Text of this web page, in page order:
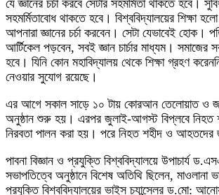
যে জ্ঞানের চর্চা করবে সেটার সহমর্মিতা থাকতে হবে।
সহমর্মিতাবোধ থাকতে হবে। বিশ্ববিদ্যালয়ের শিক্ষা
আপনারা জ্ঞানের চর্চা করবেন। সেটা যেভাবেই হোক।
আর্টিকেল পড়বেন, সবই জ্ঞান চার্চার মাধ্যম। সমাজের
হবে। যিনি কোন মহাবিদ্যালয় থেকে শিক্ষা গ্রহণ
নেওয়ার সুযোগ রয়েছে।
এর আগে সকাল সাড়ে ১০ টায় কোরআন তেলোয়াত ও
অনুষ্ঠান শুরু হয়। এরপর জুলাই-আগস্ট বিপ্লবে নিহত
নিরবতা পালন করা হয়। পরে নিহত শহীদ ও আহতদের
পাবনা বিজ্ঞান ও প্রযুক্তি বিশ্ববিদ্যালয়ে উপাচার্য
সভাপতিত্বে অনুষ্ঠানে বিশেষ অতিথি ছিলেন, মাওলানা
প্রযুক্তি বিশ্ববিদ্যালয়ের ভাইস চ্যান্সেলর ড.মো: